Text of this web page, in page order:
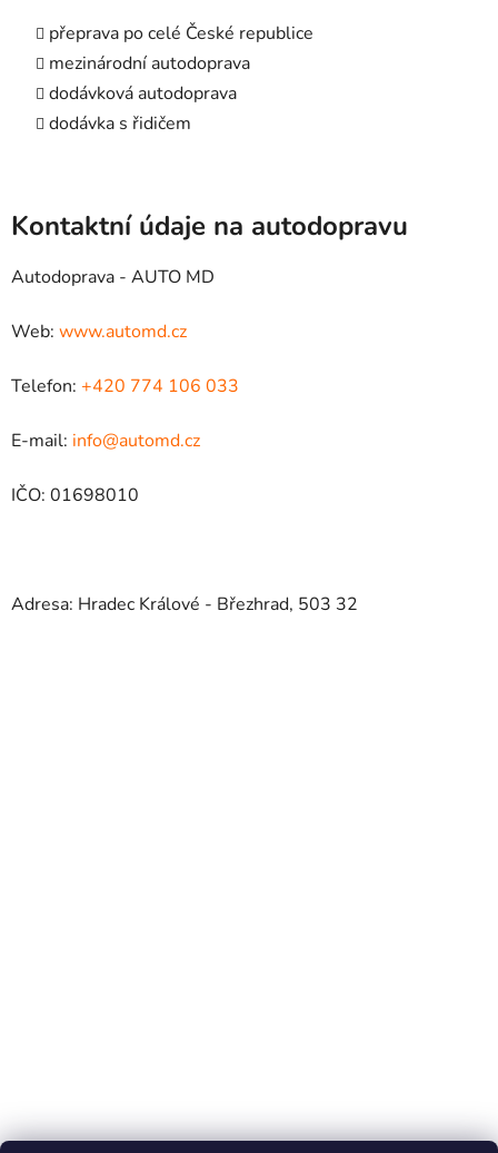
přeprava po celé České republice
mezinárodní autodoprava
dodávková autodoprava
dodávka s řidičem
Kontaktní údaje na autodopravu
Autodoprava - AUTO MD
Web: www.automd.cz
Telefon: +420 774 106 033
E-mail: info@automd.cz
IČO: 01698010
Adresa: Hradec Králové - Březhrad, 503 32